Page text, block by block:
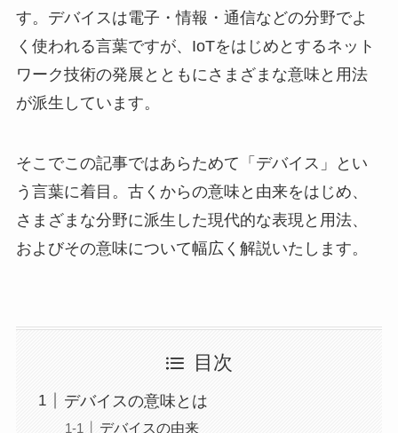
す。デバイスは電子・情報・通信などの分野でよ
く使われる言葉ですが、IoTをはじめとするネット
ワーク技術の発展とともにさまざまな意味と用法
が派生しています。
そこでこの記事ではあらためて「デバイス」とい
う言葉に着目。古くからの意味と由来をはじめ、
さまざまな分野に派生した現代的な表現と用法、
およびその意味について幅広く解説いたします。
目次
デバイスの意味とは
デバイスの由来